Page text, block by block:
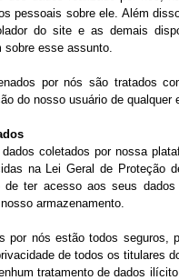
pessoais sobre ele. Além
do site e as demais
sobre esse assunto.
por nós são tratados
do nosso usuário de qualquer
coletados por nossa
na Lei Geral de Proteção
de ter acesso aos seus
armazenamento.
por nós estão todos seguros,
de todos os titulares
tratamento de dados